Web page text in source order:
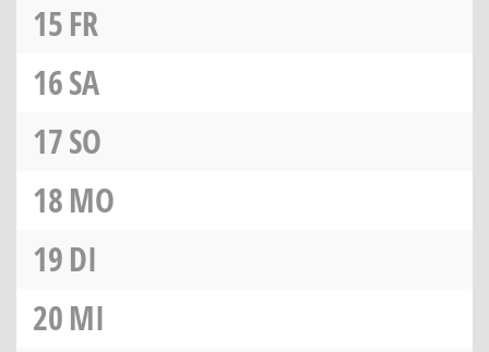
15FR
16SA
17SO
18MO
19DI
20MI